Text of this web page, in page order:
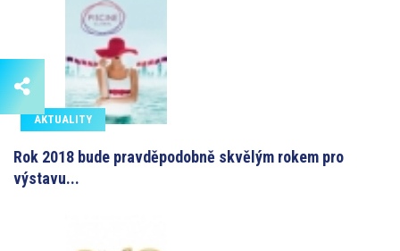
AKTUALITY
Rok 2018 bude pravděpodobně skvělým rokem pro
výstavu...